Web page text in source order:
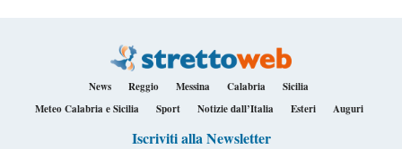
News Reggio Messina Calabria
Sicilia
Meteo Calabria e Sicilia
Sport Notizie dall’Italia Esteri Auguri
Iscriviti alla Newsletter